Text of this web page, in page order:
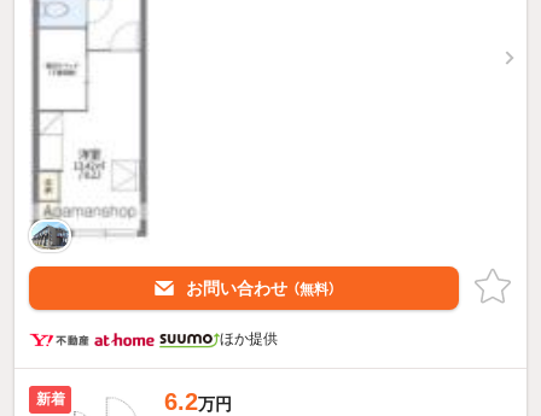
お問い合わせ （無料）
ほか提供
新着 6.2万円